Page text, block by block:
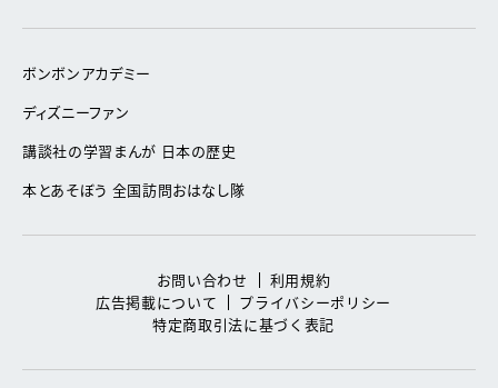
ボンボンアカデミー
ディズニーファン
講談社の学習まんが 日本の歴史
本とあそぼう 全国訪問おはなし隊
お問い合わせ
利用規約
広告掲載について
プライバシーポリシー
特定商取引法に基づく表記